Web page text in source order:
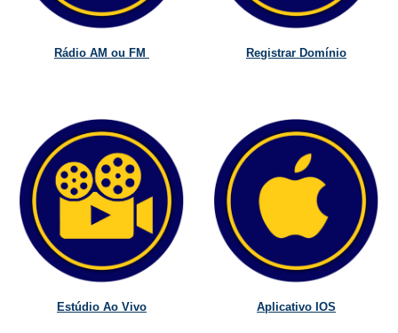
Rádio AM ou FM Registrar Domínio
Estúdio Ao Vivo Aplicativo IOS